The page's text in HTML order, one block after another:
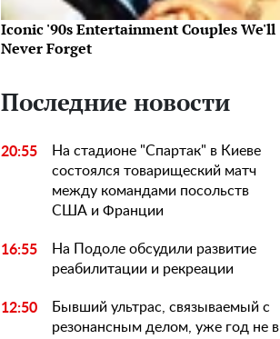
Iconic '90s Entertainment Couples We'll
Never Forget
Последние новости
20:55
На стадионе "Спартак" в Киеве
состоялся товарищеский матч
между командами посольств
США и Франции
16:55
На Подоле обсудили развитие
реабилитации и рекреации
12:50
Бывший ультрас, связываемый с
резонансным делом, уже год не в